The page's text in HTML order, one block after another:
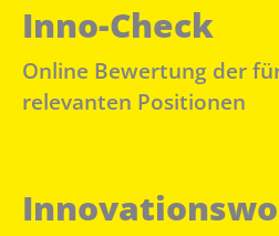
Inno-Check
Online Bewertung der
relevanten Positionen